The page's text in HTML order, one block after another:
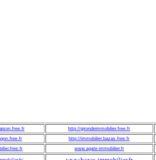
http://girondeimmobilier.free.fr
http://immobilier.bazas.free.fr
www.agate-immobilier.fr